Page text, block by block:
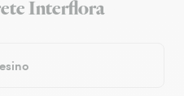
Interflora